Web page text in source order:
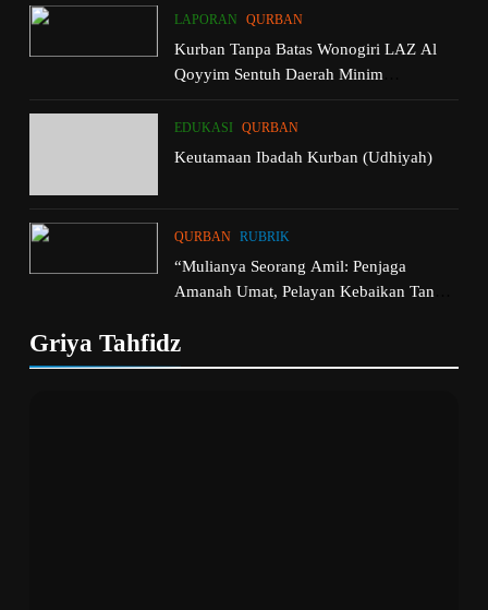
LAPORAN QURBAN
Kurban Tanpa Batas Wonogiri LAZ Al
Qoyyim Sentuh Daerah Minim
EDUKASI QURBAN
Keutamaan Ibadah Kurban (Udhiyah)
QURBAN RUBRIK
“Mulianya Seorang Amil: Penjaga
Amanah Umat, Pelayan Kebaikan Tanpa
Griya Tahfidz